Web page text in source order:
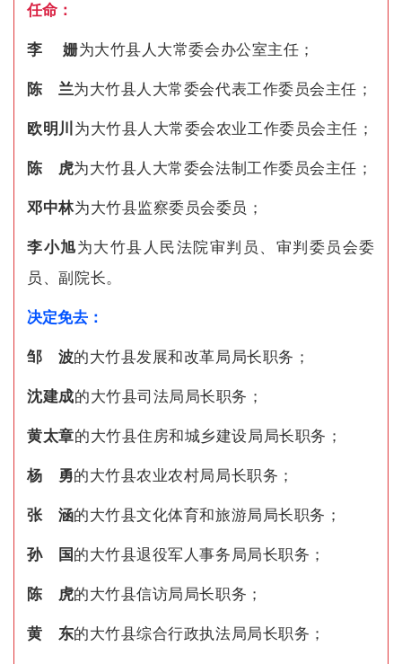
任命 ：
李 姗为大竹县人大常委会办公室主任；
陈 兰为大竹县人大常委会代表工作委员会主任；
欧明川 为大竹县人大常委会农业工作委员会主任；
陈 虎为大竹县人大常委会法制工作委员会主任；
邓中林为大竹县监察委员会委员；
李小旭为大竹县人民法院审判员、审判委员会委
员、副院长。
决定免去：
邹 波的大竹县发展和改革局局长职务；
沈建成的大竹县司法局局长职务；
黄太章的大竹县住房和城乡建设局局长职务；
杨 勇的大竹县农业农村局局长职务；
张 涵的大竹县文化体育和旅游局局长职务；
孙 国 的大竹县退役军人事务局局长职务；
陈 虎的大竹县信访局局长职务；
黄 东的大竹县综合行政执法局局长职务；